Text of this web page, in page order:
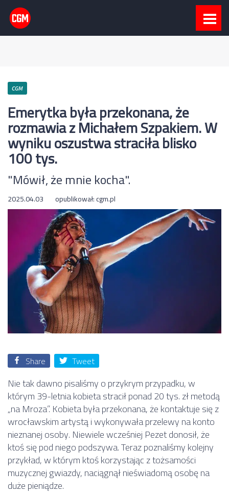
CGM
Emerytka była przekonana, że
rozmawia z Michałem Szpakiem. W
wyniku oszustwa straciła blisko
100 tys.
"Mówił, że mnie kocha".
2025.04.03 opublikował:cgm.pl
Share Tweet
Nie tak dawno pisaliśmy o przykrym przypadku, w
którym 39-letnia kobieta stracił ponad 20 tys. zł metodą
„na Mroza”. Kobieta była przekonana, że kontaktuje się z
wrocławskim artystą i wykonywała przelewy na konto
nieznanej osoby. Niewiele wcześniej Pezet donosił, że
ktoś się pod niego podszywa. Teraz poznaliśmy kolejny
przykład, w którym ktoś korzystając z tożsamości
muzycznej gwiazdy, naciągnął nieświadomą osobę na
duże pieniądze.